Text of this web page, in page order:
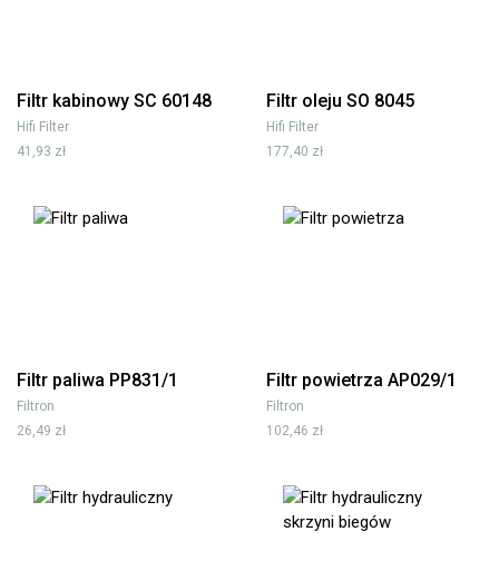
Filtr kabinowy SC 60148
Hifi Filter
41,93 zł
Filtr oleju SO 8045
Hifi Filter
177,40 zł
Filtr paliwa PP831/1
Filtron
26,49 zł
Filtr powietrza AP029/1
Filtron
102,46 zł